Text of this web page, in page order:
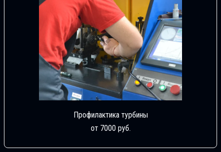
Профилактика турбины
от 7000 руб.